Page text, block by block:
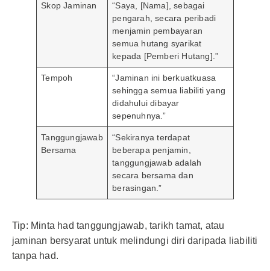
Skop Jaminan
“Saya, [Nama], sebagai
pengarah, secara peribadi
menjamin pembayaran
semua hutang syarikat
kepada [Pemberi Hutang].”
Tempoh
“Jaminan ini berkuatkuasa
sehingga semua liabiliti yang
didahului dibayar
sepenuhnya.”
Tanggungjawab
Bersama
“Sekiranya terdapat
beberapa penjamin,
tanggungjawab adalah
secara bersama dan
berasingan.”
Tip: Minta had tanggungjawab, tarikh tamat, atau
jaminan bersyarat untuk melindungi diri daripada liabiliti
tanpa had.